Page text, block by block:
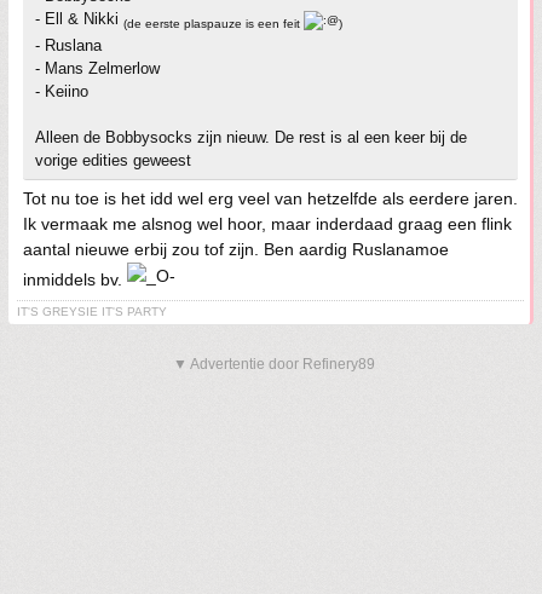
- Ell & Nikki (de eerste plaspauze is een feit )
- Ruslana
- Mans Zelmerlow
- Keiino
Alleen de Bobbysocks zijn nieuw. De rest is al een keer bij de
vorige edities geweest
Tot nu toe is het idd wel erg veel van hetzelfde als eerdere jaren.
Ik vermaak me alsnog wel hoor, maar inderdaad graag een flink
aantal nieuwe erbij zou tof zijn. Ben aardig Ruslanamoe
inmiddels bv.
IT'S GREYSIE IT'S PARTY
▼ Advertentie door Refinery89